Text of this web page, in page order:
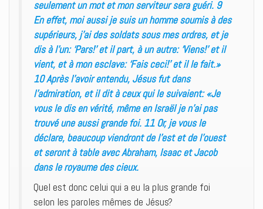
seulement un mot et mon serviteur sera guéri. 9
En effet, moi aussi je suis un homme soumis à des
supérieurs, j’ai des soldats sous mes ordres, et je
dis à l’un: ‘Pars!’ et il part, à un autre: ‘Viens!’ et il
vient, et à mon esclave: ‘Fais ceci!’ et il le fait.»
10 Après l’avoir entendu, Jésus fut dans
l’admiration, et il dit à ceux qui le suivaient: «Je
vous le dis en vérité, même en Israël je n’ai pas
trouvé une aussi grande foi. 11 Or, je vous le
déclare, beaucoup viendront de l’est et de l’ouest
et seront à table avec Abraham, Isaac et Jacob
dans le royaume des cieux.
Quel est donc celui qui a eu la plus grande foi
selon les paroles mêmes de Jésus?